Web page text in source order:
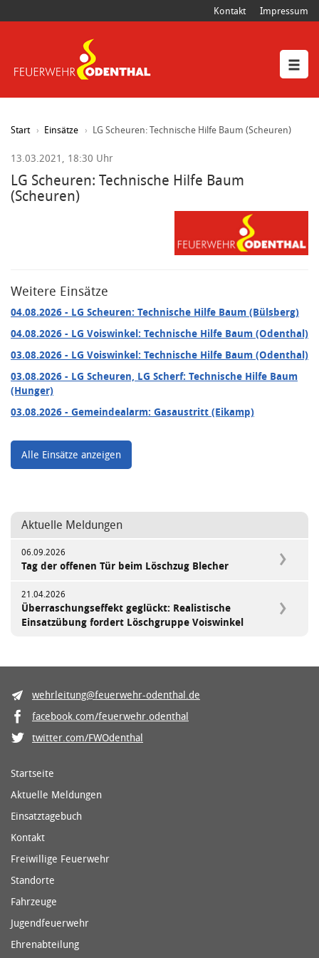
Kontakt Impressum
Start Einsätze LG Scheuren: Technische Hilfe Baum (Scheuren)
13.03.2021, 18:30 Uhr
LG Scheuren: Technische Hilfe Baum
(Scheuren)
Weitere Einsätze
04.08.2026 - LG Scheuren: Technische Hilfe Baum (Bülsberg)
04.08.2026 - LG Voiswinkel: Technische Hilfe Baum (Odenthal)
03.08.2026 - LG Voiswinkel: Technische Hilfe Baum (Odenthal)
03.08.2026 - LG Scheuren, LG Scherf: Technische Hilfe Baum
(Hunger)
03.08.2026 - Gemeindealarm: Gasaustritt (Eikamp)
Alle Einsätze anzeigen
Aktuelle Meldungen
06.09.2026
Tag der offenen Tür beim Löschzug Blecher
21.04.2026
Überraschungseffekt geglückt: Realistische
Einsatzübung fordert Löschgruppe Voiswinkel
wehrleitung@feuerwehr-odenthal.de
facebook.com/feuerwehr.odenthal
twitter.com/FWOdenthal
Startseite
Aktuelle Meldungen
Einsatztagebuch
Kontakt
Freiwillige Feuerwehr
Standorte
Fahrzeuge
Jugendfeuerwehr
Ehrenabteilung